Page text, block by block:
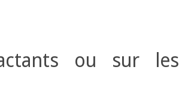
ou sur les